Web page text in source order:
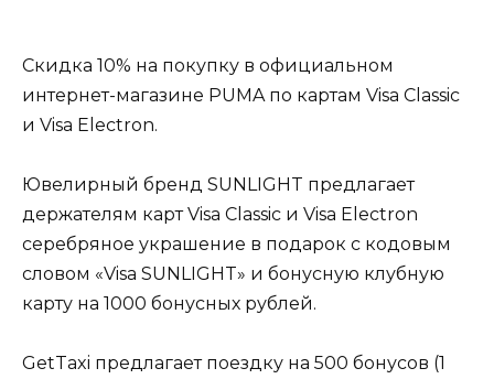
Скидка 10% на покупку в официальном
интернет-магазине PUMA по картам Visa Classic
и Visa Electron.
Ювелирный бренд SUNLIGHT предлагает
держателям карт Visa Classic и Visa Electron
серебряное украшение в подарок с кодовым
словом «Visa SUNLIGHT» и бонусную клубную
карту на 1000 бонусных рублей.
GetTaxi предлагает поездку на 500 бонусов (1